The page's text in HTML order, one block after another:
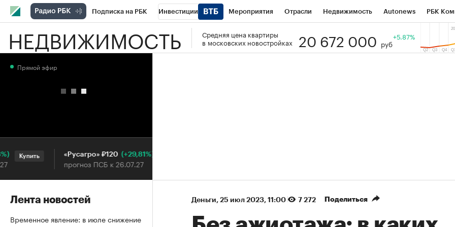
Подписка на РБК Инвестиции Мероприятия Отрасли Недвижимость Autonews РБК
РБК Вино Спорт Школа управления РБК РБК Образование Тренды
НЕДВИЖИМОСТЬ
Средняя цена квартиры
в московских новостройках
20 672 000 руб
+5.87%
Деньги⁠, 25 июл 2023, 11:00 7 272 Поделиться
Прямой эфир
Купить «Русагро» ₽120 (+29,81%)
прогноз ПСБ к 26.07.27
Купить
Лента новостей
Временное явление: в июле снижение